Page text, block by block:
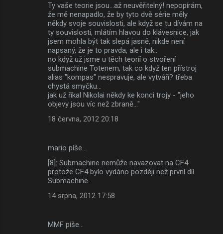
Ty vaše teorie jsou...až neuvěřitelný! nepopírám,
že mě nenapadlo, že by tyto dvě série měly
někdy svoje souvislosti, ale když se tu dívám na
ty souvislosti, mlátím hlavou do klávesnice, jak
jsem mohla být tak slepá jasně, nikde není
napsaný, že je to pravda, ale i tak..
no když už jsme u těch teoríí o stvoření
submachine Totenem, tak co když ten přístroj
alias "kompas" nespravuje, ale vytváří? třeba
chystá smyčku...
jak už říkal Nikolai někdy ke konci trojy - "jeho
objevy jsou víc než zbraně..."
18 června, 2012 20:18
mario píše…
[8]: Submachine nemůže navazovat na CF4
protože CF4 bylo vydáno později než první díl
Submachine.
14 srpna, 2012 17:58
MMF píše…